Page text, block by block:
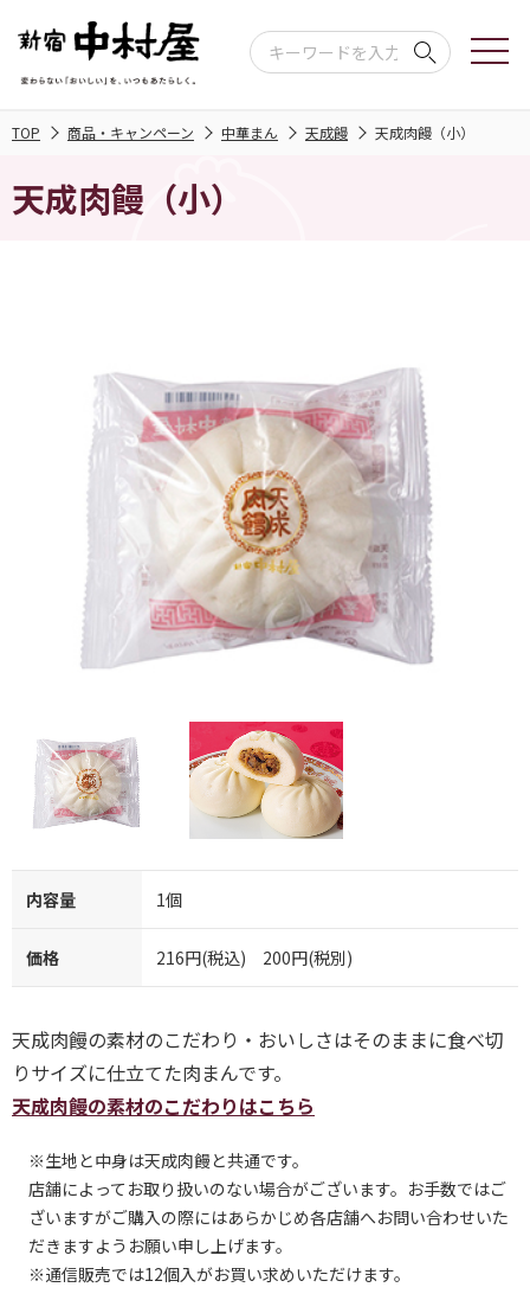
TOP 商品・キャンペーン 中華まん 天成饅 天成肉饅（小）
天成肉饅（小）
内容量 1個
価格 216円(税込) 200円(税別)
天成肉饅の素材のこだわり・おいしさはそのままに食べ切
りサイズに仕立てた肉まんです。
天成肉饅の素材のこだわりはこちら
※生地と中身は天成肉饅と共通です。
店舗によってお取り扱いのない場合がございます。お手数ではご
ざいますがご購入の際にはあらかじめ各店舗へお問い合わせいた
だきますようお願い申し上げます。
※通信販売では12個入がお買い求めいただけます。